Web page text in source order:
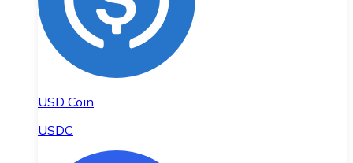
USD Coin
USDC